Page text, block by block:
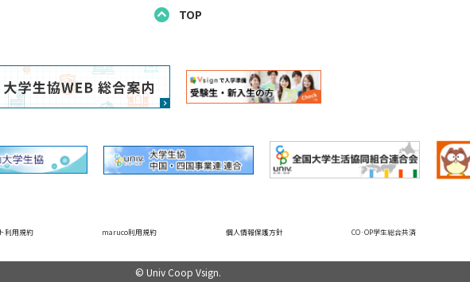
TOP
利用規約 maruco利用規約 個人情報保護方針 CO·OP学生総合共済
© Univ Coop Vsign.